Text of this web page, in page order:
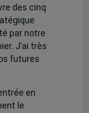
des cinq
par notre
J’ai très
futures
en
le